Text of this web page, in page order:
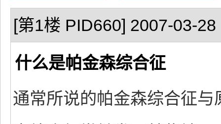
[第1楼 PID660] 2007-03-28
什么是帕金森综合征
通常所说的帕金森综合征